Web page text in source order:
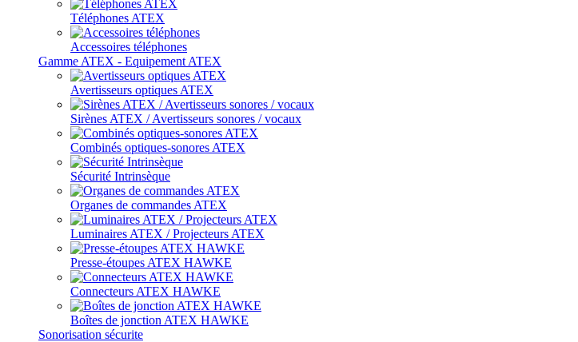
Téléphones ATEX
Accessoires téléphones
Gamme ATEX - Equipement ATEX
Avertisseurs optiques ATEX
Sirènes ATEX / Avertisseurs sonores / vocaux
Combinés optiques-sonores ATEX
Sécurité Intrinsèque
Organes de commandes ATEX
Luminaires ATEX / Projecteurs ATEX
Presse-étoupes ATEX HAWKE
Connecteurs ATEX HAWKE
Boîtes de jonction ATEX HAWKE
Sonorisation sécurite